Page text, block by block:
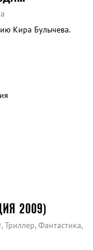
Кира Булычева.
2009)
Фантастика,